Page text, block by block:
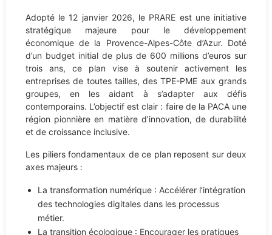
Adopté le 12 janvier 2026, le PRARE est une initiative
stratégique majeure pour le développement
économique de la Provence-Alpes-Côte d’Azur. Doté
d’un budget initial de plus de 600 millions d’euros sur
trois ans, ce plan vise à soutenir activement les
entreprises de toutes tailles, des TPE-PME aux grands
groupes, en les aidant à s’adapter aux défis
contemporains. L’objectif est clair : faire de la PACA une
région pionnière en matière d’innovation, de durabilité
et de croissance inclusive.
Les piliers fondamentaux de ce plan reposent sur deux
axes majeurs :
La transformation numérique : Accélérer l’intégration
des technologies digitales dans les processus
métier.
La transition écologique : Encourager les pratiques